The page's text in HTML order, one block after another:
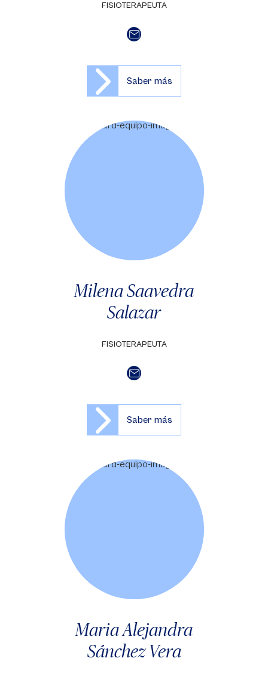
FISIOTERAPEUTA
Saber más
Milena Saavedra
Salazar
FISIOTERAPEUTA
Saber más
Maria Alejandra
Sánchez Vera